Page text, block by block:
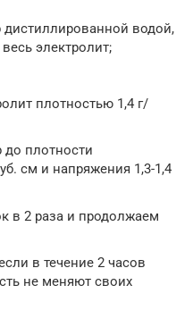
водой,
электролит;
плотностью 1,4 г/
до плотности
см и напряжения 1,3-1,4
в 2 раза и продолжаем
в течение 2 часов
не меняют своих